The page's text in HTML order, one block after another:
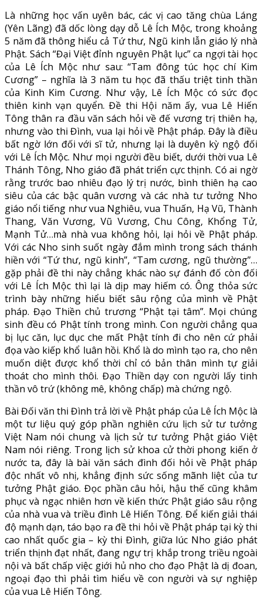
Là những học vấn uyên bác, các vị cao tăng chùa Láng
(Yên Lãng) đã dốc lòng dạy dỗ Lê Ích Mộc, trong khoảng
5 năm đã thông hiểu cả Tứ thư, Ngũ kinh lẫn giáo lý nhà
Phật. Sách “Đại Việt đỉnh nguyên Phật lục” ca ngợi tài học
của Lê Ích Mộc như sau: “Tam đông túc học chí Kim
Cương” – nghĩa là 3 năm tu học đã thấu triệt tinh thần
của Kinh Kim Cương. Như vậy, Lê Ích Mộc có sức đọc
thiên kinh vạn quyển. Đề thi Hội năm ấy, vua Lê Hiến
Tông thân ra đầu văn sách hỏi về đế vương trị thiên hạ,
nhưng vào thi Đình, vua lại hỏi về Phật pháp. Đây là điều
bất ngờ lớn đối với sĩ tử, nhưng lại là duyên kỳ ngộ đối
với Lê Ích Mộc. Như mọi người đều biết, dưới thời vua Lê
Thánh Tông, Nho giáo đã phát triển cực thịnh. Có ai ngờ
rằng trước bao nhiêu đạo lý trị nước, bình thiên hạ cao
siêu của các bậc quân vương và các nhà tư tưởng Nho
giáo nổi tiếng như vua Nghiêu, vua Thuấn, Hạ Vũ, Thành
Thang, Văn Vương, Vũ Vương, Chu Công, Khổng Tử,
Mạnh Tử…mà nhà vua không hỏi, lại hỏi về Phật pháp.
Với các Nho sinh suốt ngày đắm mình trong sách thánh
hiền với “Tứ thư, ngũ kinh”, “Tam cương, ngũ thường”…
gặp phải đề thi này chẳng khác nào sự đánh đố còn đối
với Lê Ích Mộc thì lại là dịp may hiếm có. Ông thỏa sức
trình bày những hiểu biết sâu rộng của mình về Phật
pháp. Đạo Thiền chủ trương “Phật tại tâm”. Mọi chúng
sinh đều có Phật tính trong mình. Con người chẳng qua
bị lục căn, lục dục che mất Phật tính đi cho nên cứ phải
đọa vào kiếp khổ luân hồi. Khổ là do mình tạo ra, cho nên
muốn diệt được khổ thời chỉ có bản thân mình tự giải
thoát cho mình thôi. Đạo Thiền dạy con người lấy tinh
thần vô trứ (không mê, không chấp) mà chứng ngộ.
Bài Đối văn thi Đình trả lời về Phật pháp của Lê Ích Mộc là
một tư liệu quý góp phần nghiên cứu lịch sử tư tưởng
Việt Nam nói chung và lịch sử tư tưởng Phật giáo Việt
Nam nói riêng. Trong lịch sử khoa cử thời phong kiến ở
nước ta, đây là bài văn sách đình đối hỏi về Phật pháp
độc nhất vô nhị, khẳng định sức sống mãnh liệt của tư
tưởng Phật giáo. Đọc phần câu hỏi, hậu thế cũng khâm
phục và ngạc nhiên hơn về kiến thức Phật giáo sâu rộng
của nhà vua và triều đình Lê Hiến Tông. Để kiến giải thái
độ mạnh dạn, táo bạo ra đề thi hỏi về Phật pháp tại kỳ thi
cao nhất quốc gia – kỳ thi Đình, giữa lúc Nho giáo phát
triển thịnh đạt nhất, đang ngự trị khắp trong triều ngoài
nội và bất chấp việc giới hủ nho cho đạo Phật là dị đoan,
ngoại đạo thì phải tìm hiểu về con người và sự nghiệp
của vua Lê Hiến Tông.